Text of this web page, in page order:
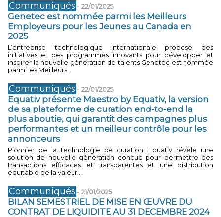
Communiqués - 22/01/2025
Genetec est nommée parmi les Meilleurs
Employeurs pour les Jeunes au Canada en
2025
L’entreprise technologique internationale propose des
initiatives et des programmes innovants pour développer et
inspirer la nouvelle génération de talents Genetec est nommée
parmi les Meilleurs...
Communiqués - 22/01/2025
Equativ présente Maestro by Equativ, la version
de sa plateforme de curation end-to-end la
plus aboutie, qui garantit des campagnes plus
performantes et un meilleur contrôle pour les
annonceurs
Pionnier de la technologie de curation, Equativ révèle une
solution de nouvelle génération conçue pour permettre des
transactions efficaces et transparentes et une distribution
équitable de la valeur...
Communiqués - 21/01/2025
BILAN SEMESTRIEL DE MISE EN ŒUVRE DU
CONTRAT DE LIQUIDITE AU 31 DECEMBRE 2024